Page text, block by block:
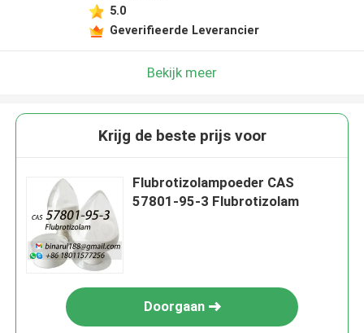
5.0
Geverifieerde Leverancier
Bekijk meer
Krijg de beste prijs voor
Flubrotizolampoeder CAS
57801-95-3 Flubrotizolam
Doorgaan